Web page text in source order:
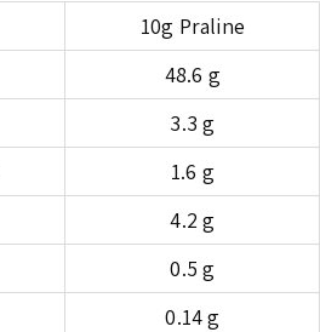
10g Praline
48.6 g
3.3 g
1.6 g
4.2 g
0.5 g
0.14 g